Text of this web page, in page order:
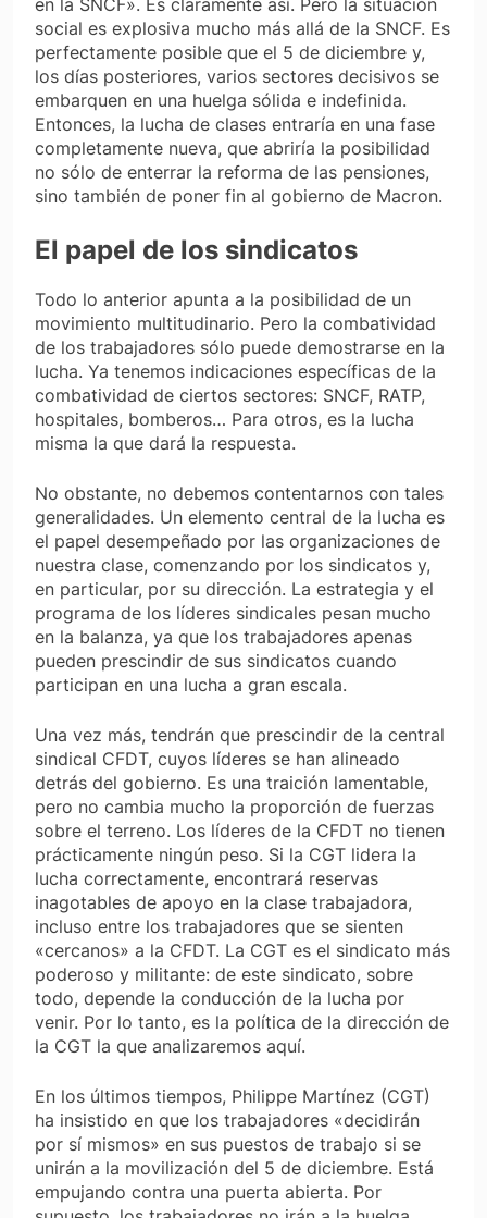
en la SNCF». Es claramente así. Pero la situación
social es explosiva mucho más allá de la SNCF. Es
perfectamente posible que el 5 de diciembre y,
los días posteriores, varios sectores decisivos se
embarquen en una huelga sólida e indefinida.
Entonces, la lucha de clases entraría en una fase
completamente nueva, que abriría la posibilidad
no sólo de enterrar la reforma de las pensiones,
sino también de poner fin al gobierno de Macron.
El papel de los sindicatos
Todo lo anterior apunta a la posibilidad de un
movimiento multitudinario. Pero la combatividad
de los trabajadores sólo puede demostrarse en la
lucha. Ya tenemos indicaciones específicas de la
combatividad de ciertos sectores: SNCF, RATP,
hospitales, bomberos… Para otros, es la lucha
misma la que dará la respuesta.
No obstante, no debemos contentarnos con tales
generalidades. Un elemento central de la lucha es
el papel desempeñado por las organizaciones de
nuestra clase, comenzando por los sindicatos y,
en particular, por su dirección. La estrategia y el
programa de los líderes sindicales pesan mucho
en la balanza, ya que los trabajadores apenas
pueden prescindir de sus sindicatos cuando
participan en una lucha a gran escala.
Una vez más, tendrán que prescindir de la central
sindical CFDT, cuyos líderes se han alineado
detrás del gobierno. Es una traición lamentable,
pero no cambia mucho la proporción de fuerzas
sobre el terreno. Los líderes de la CFDT no tienen
prácticamente ningún peso. Si la CGT lidera la
lucha correctamente, encontrará reservas
inagotables de apoyo en la clase trabajadora,
incluso entre los trabajadores que se sienten
«cercanos» a la CFDT. La CGT es el sindicato más
poderoso y militante: de este sindicato, sobre
todo, depende la conducción de la lucha por
venir. Por lo tanto, es la política de la dirección de
la CGT la que analizaremos aquí.
En los últimos tiempos, Philippe Martínez (CGT)
ha insistido en que los trabajadores «decidirán
por sí mismos» en sus puestos de trabajo si se
unirán a la movilización del 5 de diciembre. Está
empujando contra una puerta abierta. Por